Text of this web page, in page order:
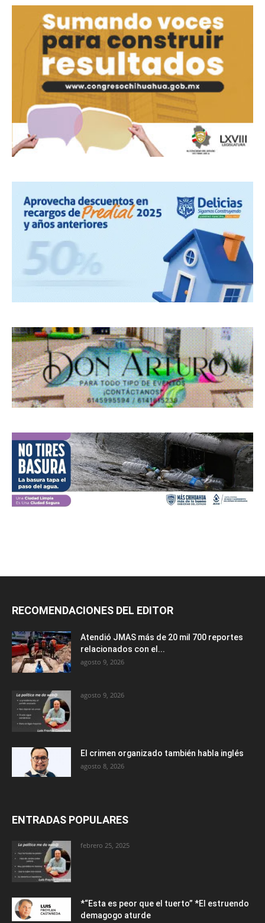
RECOMENDACIONES DEL EDITOR
Atendió JMAS más de 20 mil 700 reportes
relacionados con el...
agosto 9, 2026
agosto 9, 2026
El crimen organizado también habla inglés
agosto 8, 2026
ENTRADAS POPULARES
febrero 25, 2025
*“Esta es peor que el tuerto” *El estruendo
demagogo aturde